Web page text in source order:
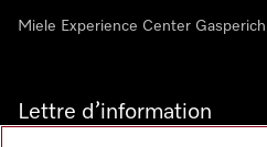
Miele Experience Center Gasperich
Lettre d’information